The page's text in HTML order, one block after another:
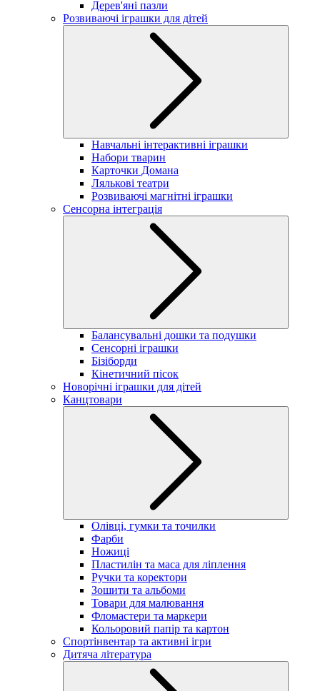
Дерев'яні пазли
Розвиваючі іграшки для дітей
Навчальні інтерактивні іграшки
Набори тварин
Карточки Домана
Лялькові театри
Розвиваючі магнітні іграшки
Сенсорна інтеграція
Балансувальні дошки та подушки
Сенсорні іграшки
Бізіборди
Кінетичний пісок
Новорічні іграшки для дітей
Канцтовари
Олівці, гумки та точилки
Фарби
Ножиці
Пластилін та маса для ліплення
Ручки та коректори
Зошити та альбоми
Товари для малювання
Фломастери та маркери
Кольоровий папір та картон
Спортінвентар та активні ігри
Дитяча література